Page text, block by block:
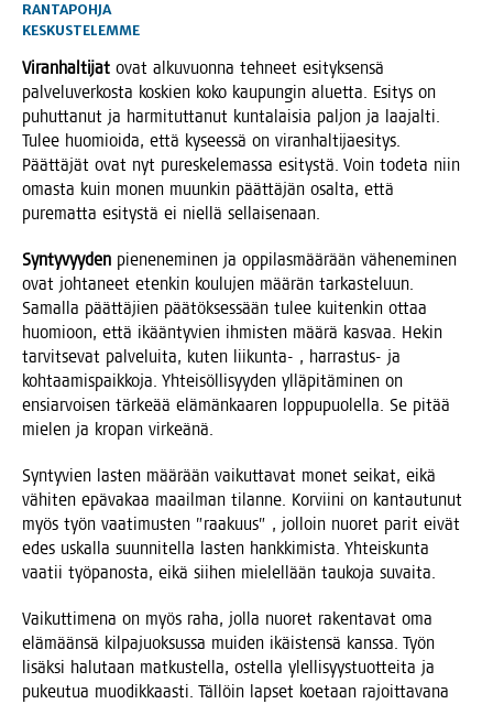
RANTAPOHJA
KESKUSTELEMME
Viran­hal­ti­jat ovat alku­vuon­na teh­neet esi­tyk­sen­sä
pal­ve­lu­ver­kos­ta kos­kien koko kau­pun­gin aluet­ta. Esi­tys on
puhut­ta­nut ja har­mi­tut­ta­nut kun­ta­lai­sia pal­jon ja laa­jal­ti.
Tulee huo­mioi­da, että kysees­sä on viran­hal­ti­jae­si­tys.
Päät­tä­jät ovat nyt pures­ke­le­mas­sa esi­tys­tä. Voin tode­ta niin
omas­ta kuin monen muun­kin päät­tä­jän osal­ta, että
pure­mat­ta esi­tys­tä ei niel­lä sellaisenaan.
Syn­ty­vyy­den pie­ne­ne­mi­nen ja oppi­las­mää­rään vähe­ne­mi­nen
ovat joh­ta­neet eten­kin kou­lu­jen mää­rän tar­kas­te­luun.
Samal­la päät­tä­jien pää­tök­ses­sään tulee kui­ten­kin ottaa
huo­mioon, että ikään­ty­vien ihmis­ten mää­rä kas­vaa. Hekin
tar­vit­se­vat pal­ve­lui­ta, kuten lii­kun­ta- , har­ras­tus- ja
koh­taa­mis­paik­ko­ja. Yhtei­söl­li­syy­den yllä­pi­tä­mi­nen on
ensiar­voi­sen tär­ke­ää elä­män­kaa­ren lop­pu­puo­lel­la. Se pitää
mie­len ja kro­pan virkeänä.
Syn­ty­vien las­ten mää­rään vai­kut­ta­vat monet sei­kat, eikä
vähi­ten epä­va­kaa maa­il­man tilan­ne. Kor­vii­ni on kan­tau­tu­nut
myös työn vaa­ti­mus­ten ”raa­kuus” , jol­loin nuo­ret parit eivät
edes uskal­la suun­ni­tel­la las­ten hank­ki­mis­ta. Yhteis­kun­ta
vaa­tii työ­pa­nos­ta, eikä sii­hen mie­lel­lään tau­ko­ja suvaita.
Vai­kut­ti­me­na on myös raha, jol­la nuo­ret raken­ta­vat oma
elä­mään­sä kil­pa­juok­sus­sa mui­den ikäis­ten­sä kans­sa. Työn
lisäk­si halu­taan mat­kus­tel­la, ostel­la ylel­li­syys­tuot­tei­ta ja
pukeu­tua muo­dik­kaas­ti. Täl­löin lap­set koe­taan rajoit­ta­va­na